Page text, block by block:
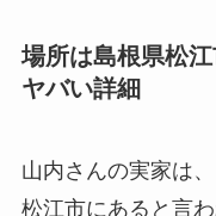
場所は島根県松
ヤバい詳細
山内さんの実家は
松江市にあると言わ